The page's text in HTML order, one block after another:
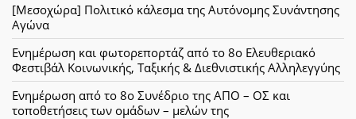
[Μεσοχώρα] Πολιτικό κάλεσμα της Αυτόνομης Συνάντησης
Αγώνα
Ενημέρωση και φωτορεπορτάζ από το 8ο Ελευθεριακό
Φεστιβάλ Κοινωνικής, Ταξικής & Διεθνιστικής Αλληλεγγύης
Ενημέρωση από το 8ο Συνέδριο της ΑΠΟ – ΟΣ και
τοποθετήσεις των ομάδων – μελών της